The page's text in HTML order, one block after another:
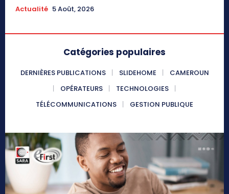
Actualité 5 Août, 2026
Catégories populaires
DERNIÈRES PUBLICATIONS SLIDEHOME
CAMEROUN
OPÉRATEURS
TECHNOLOGIES
TÉLÉCOMMUNICATIONS
GESTION PUBLIQUE